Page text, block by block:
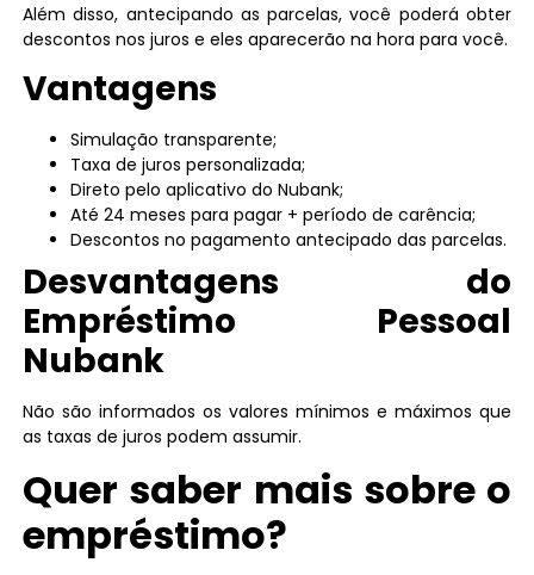
Além disso, antecipando as parcelas, você poderá obter
descontos nos juros e eles aparecerão na hora para você.
Vantagens
Simulação transparente;
Taxa de juros personalizada;
Direto pelo aplicativo do Nubank;
Até 24 meses para pagar + período de carência;
Descontos no pagamento antecipado das parcelas.
Desvantagens do
Empréstimo Pessoal
Nubank
Não são informados os valores mínimos e máximos que
as taxas de juros podem assumir.
Quer saber mais sobre o
empréstimo?